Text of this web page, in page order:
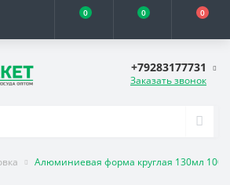
0 0 0
+79283177731
Заказать звонок
Алюминиевая форма круглая 130мл